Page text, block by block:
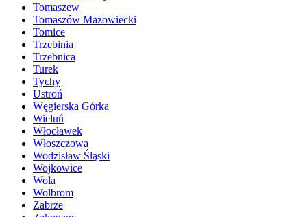
Tomaszew
Tomaszów Mazowiecki
Tomice
Trzebinia
Trzebnica
Turek
Tychy
Ustroń
Węgierska Górka
Wieluń
Włocławek
Włoszczowa
Wodzisław Śląski
Wojkowice
Wola
Wolbrom
Zabrze